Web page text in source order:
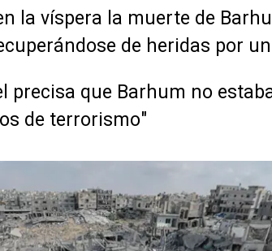
la víspera la muerte de
de heridas por
precisa que Barhum no
de terrorismo"